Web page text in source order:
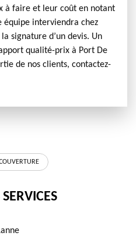
à faire et leur coût en notant
équipe interviendra chez
signature d’un devis. Un
qualité-prix à Port De
de nos clients, contactez-